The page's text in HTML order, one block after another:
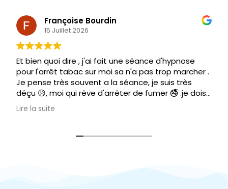
Françoise Bourdin
15 Juillet 2026
Et bien quoi dire , j'ai fait une séance d'hypnose
pour l'arrêt tabac sur moi sa n'a pas trop marcher .
Je pense très souvent a la séance, je suis très
déçu 😥, moi qui rêve d'arrêter de fumer 🚭 .je dois
être un cas a part. Mais remettre 140€ c'est plus
possible .
me corriger toute seule.
Lire la suite